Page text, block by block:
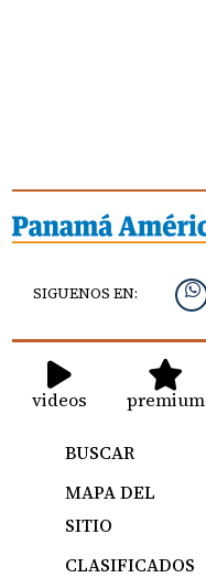
SIGUENOS EN:
videos premium
BUSCAR
MAPA DEL
SITIO
CLASIFICADOS